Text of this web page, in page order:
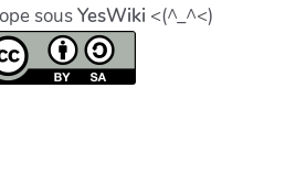
sousYesWiki <(^_^<)